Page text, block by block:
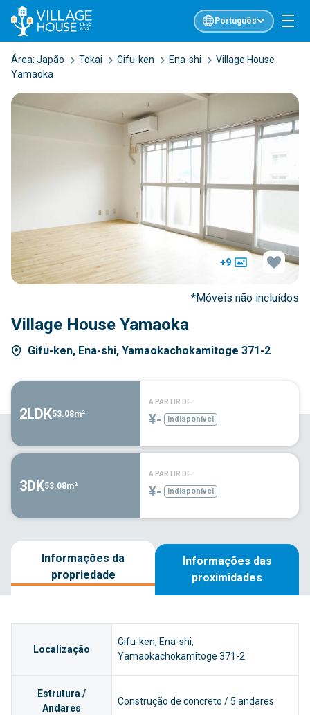
Português
Área: Japão Tokai Gifu-ken Ena-shi
Village House
Yamaoka
Village House Yamaoka
Gifu-ken, Ena-shi, Yamaokachokamitoge 371-2
+9
*Móveis não incluídos
2LDK53.08m²
A PARTIR DE:
¥- Indisponível
3DK53.08m²
A PARTIR DE:
¥- Indisponível
Informações da
propriedade
Informações das
proximidades
Localização
Gifu-ken, Ena-shi,
Yamaokachokamitoge 371-2
Estrutura /
Andares
Construção de concreto / 5 andares